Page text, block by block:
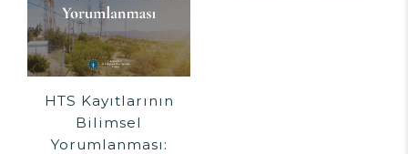
HTS Kayıtlarının
Bilimsel
Yorumlanması: